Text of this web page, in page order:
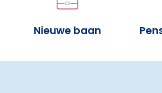
Nieuwe baan